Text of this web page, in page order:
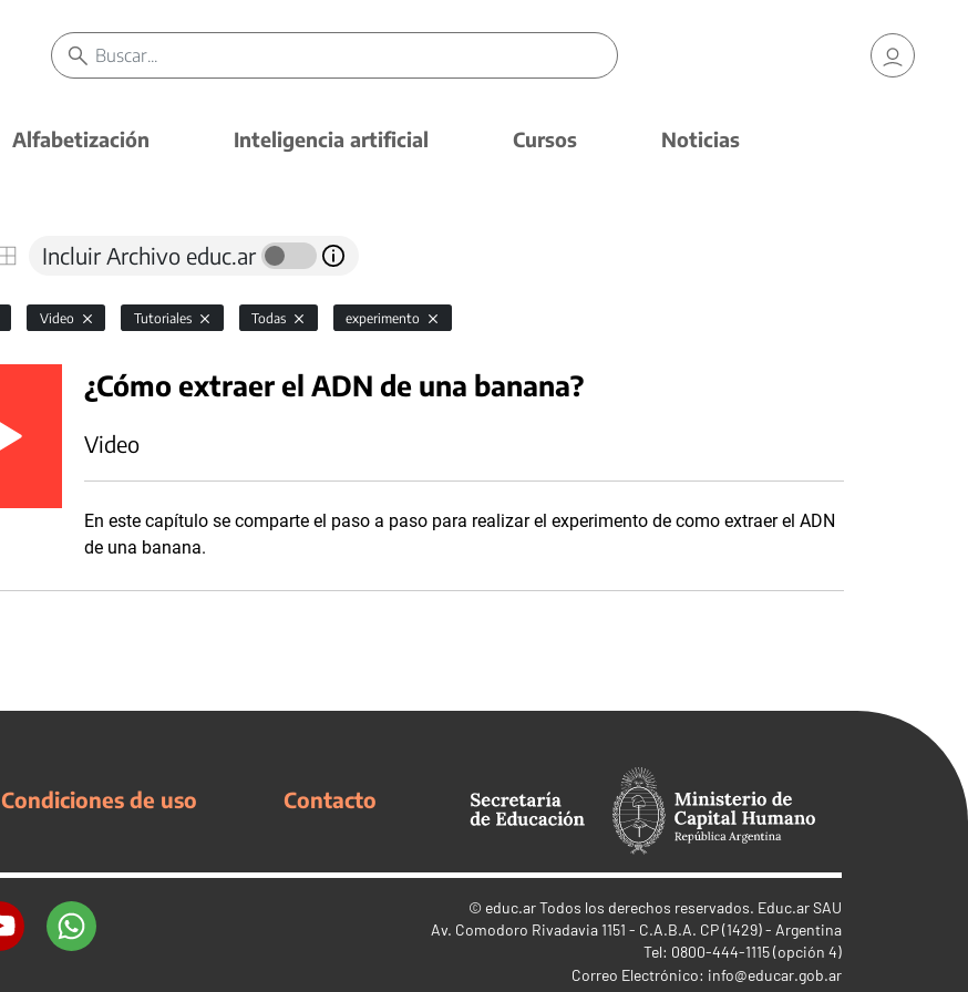
Alfabetización Inteligencia artificial Cursos Noticias
Incluir Archivo educ.ar
Video Tutoriales Todas experimento
¿Cómo extraer el ADN de una banana?
Video
En este capítulo se comparte el paso a paso para realizar el experimento de como extraer el ADN
de una banana.
Condiciones de uso Contacto
© educ.arTodos los derechos reservados. Educ.ar SAU
Av. Comodoro Rivadavia 1151 - C.A.B.A. CP (1429) - Argentina
Tel: 0800-444-1115 (opción 4)
Correo Electrónico: info@educar.gob.ar